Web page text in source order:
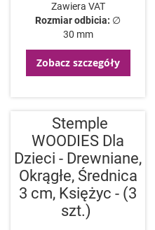
Zawiera VAT
Rozmiar odbicia: ∅
30 mm
Zobacz szczegóły
Stemple
WOODIES Dla
Dzieci - Drewniane,
Okrągłe, Średnica
3 cm, Księżyc - (3
szt.)